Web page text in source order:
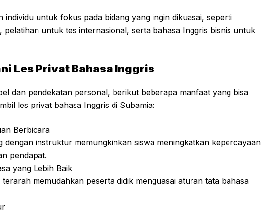
individu untuk fokus pada bidang yang ingin dikuasai, seperti
pelatihan untuk tes internasional, serta bahasa Inggris bisnis untuk
Les Privat Bahasa Inggris
dan pendekatan personal, berikut beberapa manfaat yang bisa
les privat bahasa Inggris di Subamia:
Berbicara
dengan instruktur memungkinkan siswa meningkatkan kepercayaan
pendapat.
yang Lebih Baik
memudahkan peserta didik menguasai aturan tata bahasa